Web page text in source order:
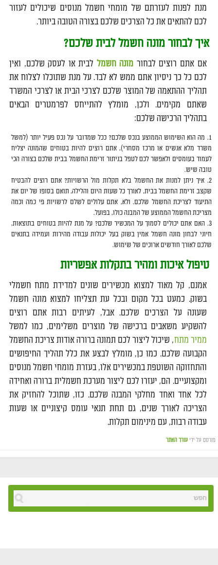
מנת לפנות לעזרתם של מומחי חשמל מנוסים שיכולים לעזור
לכם להתאים את כל הצרכים שלכם בצורה הטובה ביותר.
איך לבחור מונה חשמל לבית שלכם?
אם אתם רוצים לבחור מונה חשמל לבית או לעסק שלכם, ואין
לכם כל כך ניסיון אתם ממש לא לבד. על מנת שתוכלו לצלוח את
תהליך ההתאמה של המוצר שלכם לצרכי הבית או לצרכי המשרד
שאתם מקימים. ולכן, מומלץ להתייחס לפרמטרים הבאים
בתהליך הרכישה שלכם:
מה הוא השימוש הממוצע בנכס שלכם? ככל שמדובר על נכס פעיל יותר (למשל
משרד מלא אנשים או מרכז מסחרי), אתם רוצים להיות בטוחים שהמונה יצליח
לעמוד בעומסים ולאפשר לכם לטפל בניתור זרימת החשמל בבית שלכם בצורה הכי
טובה שיש.
איך ניתן למנות את החשמל בלא תקלות מול הרשויות? אתם רוצים להבטיח
שקצב זרימת החשמל בבית, לאורך כל שעות היום והלילה, תואם בסופו של יום את
התיעוד לצריכת החשמל שלכם. ולא, אתם עלולים לשלם לרשויות פי כמה וכמה
מצריכת החשמל הממוצע של המבנה כולו, בפועל.
האם אתם יכולים לסמוך על המכשיר שלכם? על מנת להיות בטוחים בתוצאות,
חיוני לבחון מונה חשמל אמין בשוק בעל יכולות עבודה מהירות ועמידה בתנאים
שלכם לאורך חודשים ארוכים של שימוש.
טיפול איכות ומהיר בתקלות אפשריות
אמנם, קל מאוד למצוא מכשירים שונים למדידת מתח חשמלי
בשוק. כמעט בכל מקום ובכל עת תצליחו למצוא מונה חשמל
שעונה על הצרכים שלכם. אבל, לעיתים רבות אתם רוצים
להשקיע משאבים ברכישה של מוצרים משלימים, כמו למשל
ממיר מתח, שיכול ליצור לכם תמונה ברורה אודות צריכת החשמל
הקבועה שלכם. כמו כן, מומלץ לבצע את כלל תהליך החיפושים
והתחזוקה השוטפת במכשירים אלו, בעזרת מומחי חשמל מנוסים
ומקצועיים. הם, יעזרו לכם ליצור מערכת חשמלית ברורה ואחידה
לכל אחד ואחד מחלקי המבנה שלכם. כזו, שתוכל להחזיק את
הצריכה לאורך שנים, גם תחת תנאי עומס קיצוניים או שעות
עבודה רבות, עם מינימום תקלות.
פורסם על ידי עורך האתר